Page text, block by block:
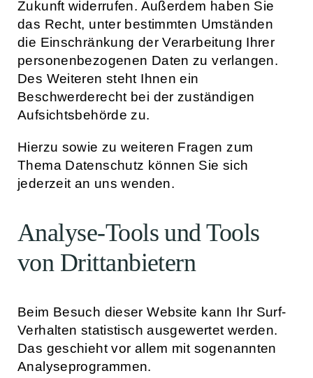
Zukunft widerrufen. Außerdem haben Sie
das Recht, unter bestimmten Umständen
die Einschränkung der Verarbeitung Ihrer
personenbezogenen Daten zu verlangen.
Des Weiteren steht Ihnen ein
Beschwerderecht bei der zuständigen
Aufsichtsbehörde zu.
Hierzu sowie zu weiteren Fragen zum
Thema Datenschutz können Sie sich
jederzeit an uns wenden.
Analyse-Tools und Tools
von Dritt­anbietern
Beim Besuch dieser Website kann Ihr Surf-
Verhalten statistisch ausgewertet werden.
Das geschieht vor allem mit sogenannten
Analyseprogrammen.